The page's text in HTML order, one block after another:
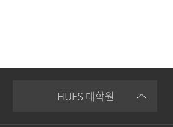
HUFS 대학원